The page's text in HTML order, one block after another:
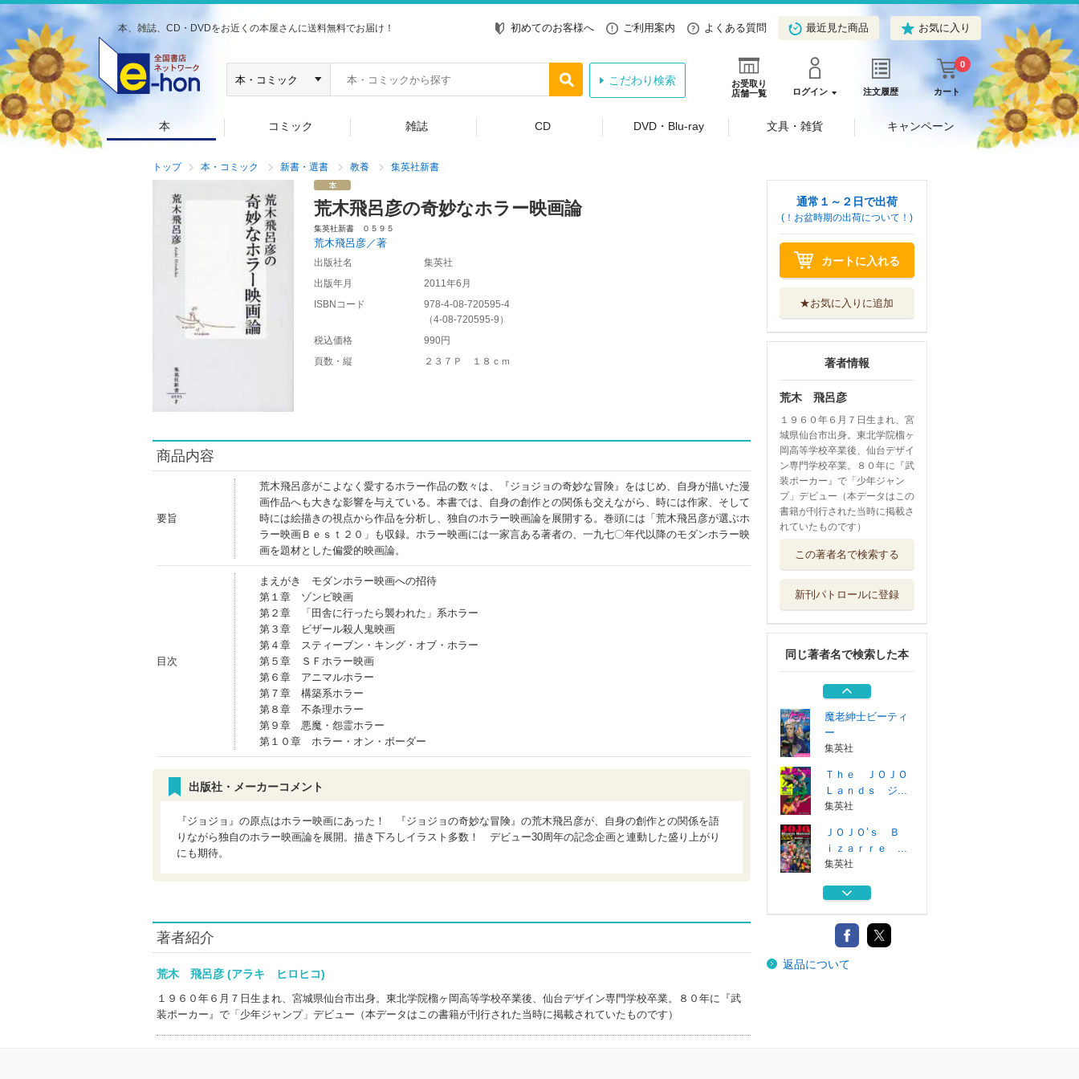
本、雑誌、CD・DVDをお近くの本屋さんに送料無料でお届け！ 初めてのお客様へ ご利用案内 よくある質問 最近見た商品 お気に入り
お受取り
店舗一覧
ログイン 注文履歴 カート
0
こだわり検索
本 コミック 雑誌 CD DVD・Blu-ray 文具・雑貨 キャンペーン
トップ 本・コミック 新書・選書 教養 集英社新書
荒木飛呂彦の奇妙なホラー映画論
集英社新書 ０５９５
荒木飛呂彦／著
出版社名
集英社
出版年月
2011年6月
ISBNコード
978-4-08-720595-4
（4-08-720595-9 ）
税込価格
990円
頁数・縦
２３７Ｐ １８ｃｍ
商品内容
要旨
荒木飛呂彦がこよなく愛するホラー作品の数々は、『ジョジョの奇妙な冒険』をはじめ、自身が描いた漫
画作品へも大きな影響を与えている。本書では、自身の創作との関係も交えながら、時には作家、そして
時には絵描きの視点から作品を分析し、独自のホラー映画論を展開する。巻頭には「荒木飛呂彦が選ぶホ
ラー映画Ｂｅｓｔ２０」も収録。ホラー映画には一家言ある著者の、一九七〇年代以降のモダンホラー映
画を題材とした偏愛的映画論。
目次
まえがき モダンホラー映画への招待
第１章 ゾンビ映画
第２章 「田舎に行ったら襲われた」系ホラー
第３章 ビザール殺人鬼映画
第４章 スティーブン・キング・オブ・ホラー
第５章 ＳＦホラー映画
第６章 アニマルホラー
第７章 構築系ホラー
第８章 不条理ホラー
第９章 悪魔・怨霊ホラー
第１０章 ホラー・オン・ボーダー
出版社・メーカーコメント
『ジョジョ』の原点はホラー映画にあった！ 『ジョジョの奇妙な冒険』の荒木飛呂彦が、自身の創作との関係を語
りながら独自のホラー映画論を展開。描き下ろしイラスト多数！ デビュー30周年の記念企画と連動した盛り上がり
にも期待。
著者紹介
荒木 飛呂彦 (アラキ ヒロヒコ)
１９６０年６月７日生まれ、宮城県仙台市出身。東北学院榴ヶ岡高等学校卒業後、仙台デザイン専門学校卒業。８０年に『武
装ポーカー』で「少年ジャンプ」デビュー（本データはこの書籍が刊行された当時に掲載されていたものです）
通常１～２日で出荷
(！お盆時期の出荷について！)
カートに入れる
★お気に入りに追加
著者情報
荒木 飛呂彦
１９６０年６月７日生まれ、宮
城県仙台市出身。東北学院榴ヶ
岡高等学校卒業後、仙台デザイ
ン専門学校卒業。８０年に『武
装ポーカー』で「少年ジャン
プ」デビュー（本データはこの
書籍が刊行された当時に掲載さ
れていたものです）
この著者名で検索する
新刊パトロールに登録
同じ著者名で検索した本
Ｌａｎｄｓ ジ...
ＪＯＪＯ’ｓ Ｂ
集英社
ストーンオーシャ
ン １－１７巻...
集英社
魔老紳士ビーティ
ー
集英社
Ｔｈｅ ＪＯＪＯ
Ｌａｎｄｓ ジ...
集英社
ＪＯＪＯ’ｓ Ｂ
ｉｚａｒｒｅ ...
集英社
ストーンオーシャ
集英社
魔老紳士ビーティ
ー
返品について